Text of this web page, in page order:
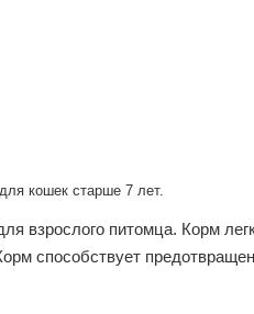
кошек старше 7 лет.
взрослого питомца. Корм
способствует